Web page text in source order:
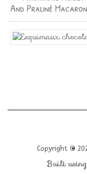
And Praliné
Copyright ©
Built